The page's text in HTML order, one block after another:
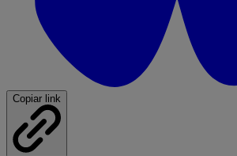
Copiar link